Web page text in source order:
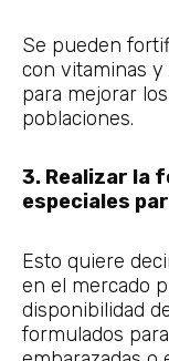
Se pueden
con vitaminas y
para mejorar
poblaciones.
3. Realizar la
especiales
Esto quiere
en el mercado
disponibilidad
formulados